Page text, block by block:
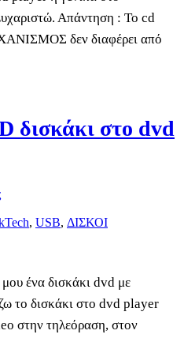
Απάντηση : To cd
δεν διαφέρει από
δισκάκι στο dvd
, USB, ΔΙΣΚΟΙ
ένα δισκάκι dvd με
το δισκάκι στο dvd player
στην τηλεόραση, στον